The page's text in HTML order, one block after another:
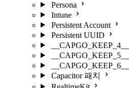
Persona
Intune
Persistent Account
Persistent UUID
__CAPGO_KEEP_4__
__CAPGO_KEEP_5__
__CAPGO_KEEP_6__
Capacitor 패치